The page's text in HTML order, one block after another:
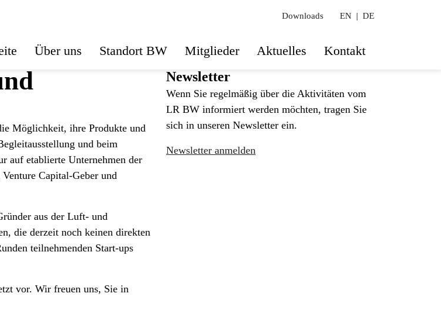
Downloads EN | DE
Über uns Standort BW Mitglieder Aktuelles Kontakt
Möglichkeit, ihre Produkte und
und beim
auf etablierte Unternehmen der
Capital-Geber und
aus der Luft- und
die derzeit noch keinen direkten
teilnehmenden Start-ups
vor. Wir freuen uns, Sie in
Newsletter
Wenn Sie regelmäßig über die Aktivitäten vom
LR BW informiert werden möchten, tragen Sie
sich in unseren Newsletter ein.
Newsletter anmelden